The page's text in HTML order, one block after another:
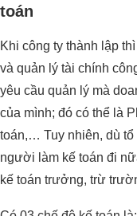
toán
Khi công ty thành lập
và quản lý tài chính
yêu cầu quản lý mà
của mình; đó có thể là
toán,… Tuy nhiên, dù
người làm kế toán đi
kế toán trưởng, trừ